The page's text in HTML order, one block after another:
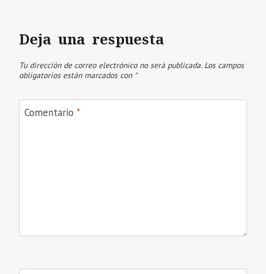
Deja una respuesta
Tu dirección de correo electrónico no será publicada. Los campos
obligatorios están marcados con *
Comentario *